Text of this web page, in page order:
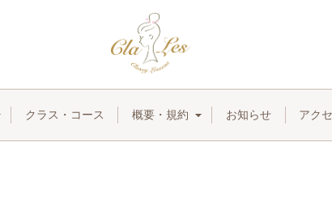
クラス・コース 概要・規約 お知らせ アク